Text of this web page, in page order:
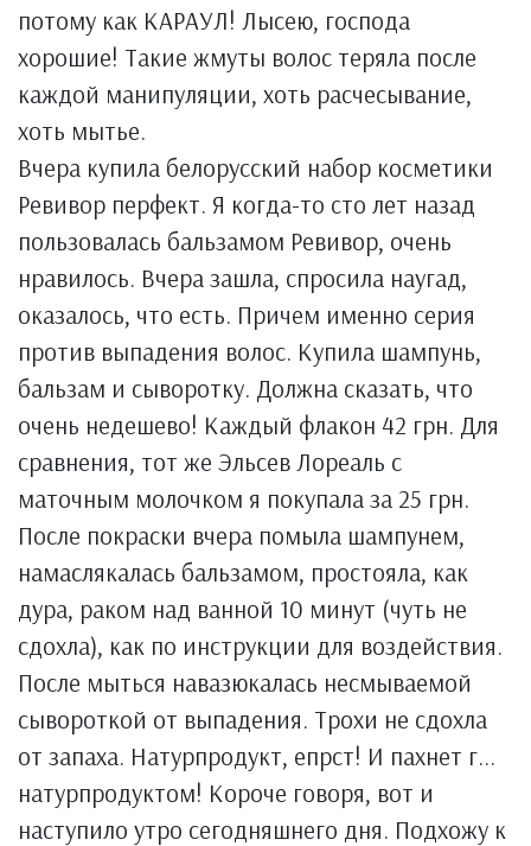
потому как КАРАУЛ! Лысею, господа
хорошие! Такие жмуты волос теряла после
каждой манипуляции, хоть расчесывание,
хоть мытье.
Вчера купила белорусский набор косметики
Ревивор перфект. Я когда-то сто лет назад
пользовалась бальзамом Ревивор, очень
нравилось. Вчера зашла, спросила наугад,
оказалось, что есть. Причем именно серия
против выпадения волос. Купила шампунь,
бальзам и сыворотку. Должна сказать, что
очень недешево! Каждый флакон 42 грн. Для
сравнения, тот же Эльсев Лореаль с
маточным молочком я покупала за 25 грн.
После покраски вчера помыла шампунем,
намаслякалась бальзамом, простояла, как
дура, раком над ванной 10 минут (чуть не
сдохла), как по инструкции для воздействия.
После мыться навазюкалась несмываемой
сывороткой от выпадения. Трохи не сдохла
от запаха. Натурпродукт, епрст! И пахнет г...
натурпродуктом! Короче говоря, вот и
наступило утро сегодняшнего дня. Подхожу к